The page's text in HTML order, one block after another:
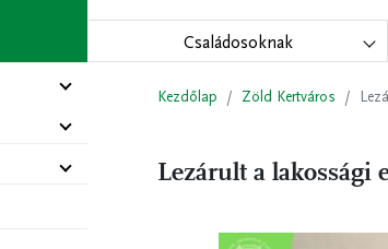
Családosoknak
Kezdőlap Zöld Kertváros
Lezárult a lakossági